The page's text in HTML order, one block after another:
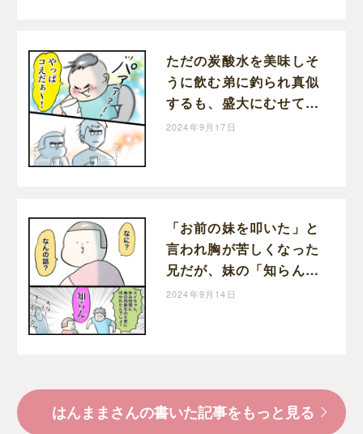
ただの炭酸水を美味しそ
うに飲む弟に釣られ真似
するも、盛大にむせて後
悔する兄と姉｜はんまま
2024年9月17日
「お前の妹を叩いた」と
言われ胸が苦しくなった
兄だが、妹の「知らん」
で友達の嘘だと判明し苦
2024年9月14日
はんままさんの書いた記事をもっと見る